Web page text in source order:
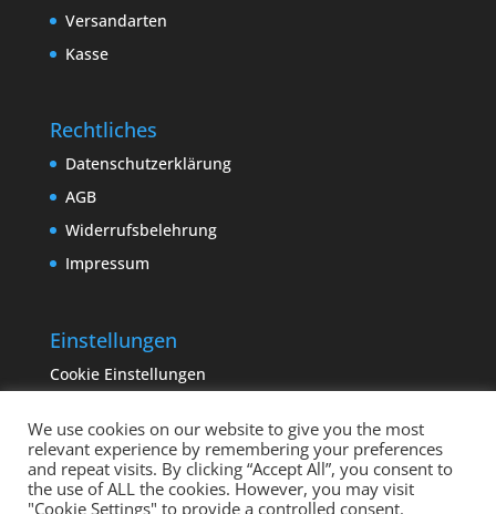
Versandarten
Kasse
Rechtliches
Datenschutzerklärung
AGB
Widerrufsbelehrung
Impressum
Einstellungen
Cookie Einstellungen
We use cookies on our website to give you the most
relevant experience by remembering your preferences
and repeat visits. By clicking “Accept All”, you consent to
the use of ALL the cookies. However, you may visit
"Cookie Settings" to provide a controlled consent.